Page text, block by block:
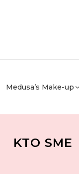
Medusa’s Make-up
KTO SME